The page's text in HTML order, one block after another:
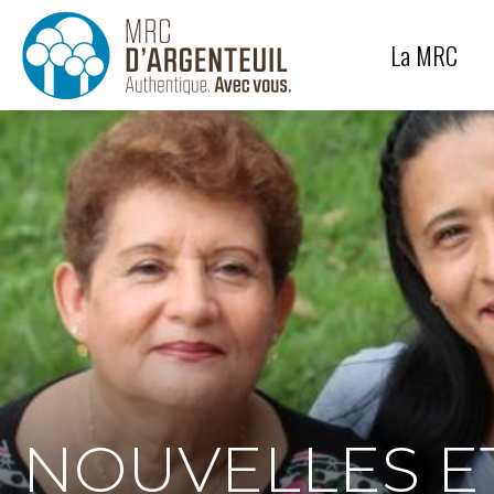
La MRC
Génie
Protection des paysages
Carrières et sablières
Équipe
NOUVELLES